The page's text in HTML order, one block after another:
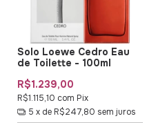
Solo Loewe Cedro Eau
de Toilette - 100ml
R$1.239,00
R$1.115,10 com Pix
5 x de R$247,80 sem juros